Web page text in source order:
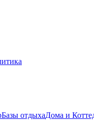
Базы отдыхаДома и